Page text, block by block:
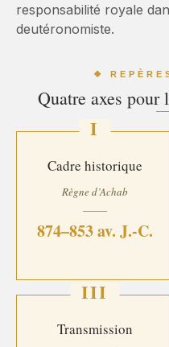
responsabilité royale
deutéronomiste.
❖
Quatre axes pour
I
Cadre historique
Règne d’Achab
874–853 av. J.-C.
III
Transmission